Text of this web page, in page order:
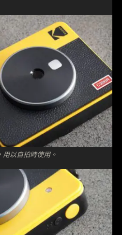
以自拍時使用。